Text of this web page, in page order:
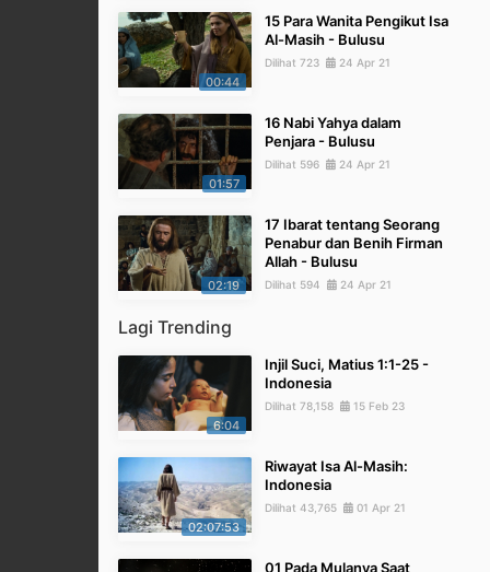
00:44
15 Para Wanita Pengikut Isa
Al-Masih - Bulusu
Dilihat 723 24 Apr 21
01:57
16 Nabi Yahya dalam
Penjara - Bulusu
Dilihat 596 24 Apr 21
02:19
17 Ibarat tentang Seorang
Penabur dan Benih Firman
Allah - Bulusu
Dilihat 594 24 Apr 21
Lagi Trending
6:04
Injil Suci, Matius 1:1-25 -
Indonesia
Dilihat 78,158 15 Feb 23
02:07:53
Riwayat Isa Al-Masih:
Indonesia
Dilihat 43,765 01 Apr 21
01 Pada Mulanya Saat